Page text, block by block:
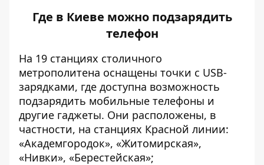
Где в Киеве можно подзарядить
телефон
На 19 станциях столичного
метрополитена оснащены точки с USB-
зарядками, где доступна возможность
подзарядить мобильные телефоны и
другие гаджеты. Они расположены, в
частности, на станциях Красной линии:
«Академгородок», «Житомирская»,
«Нивки», «Берестейская»;